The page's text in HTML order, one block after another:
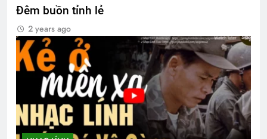
Đêm buồn tỉnh lẻ
2 years ago